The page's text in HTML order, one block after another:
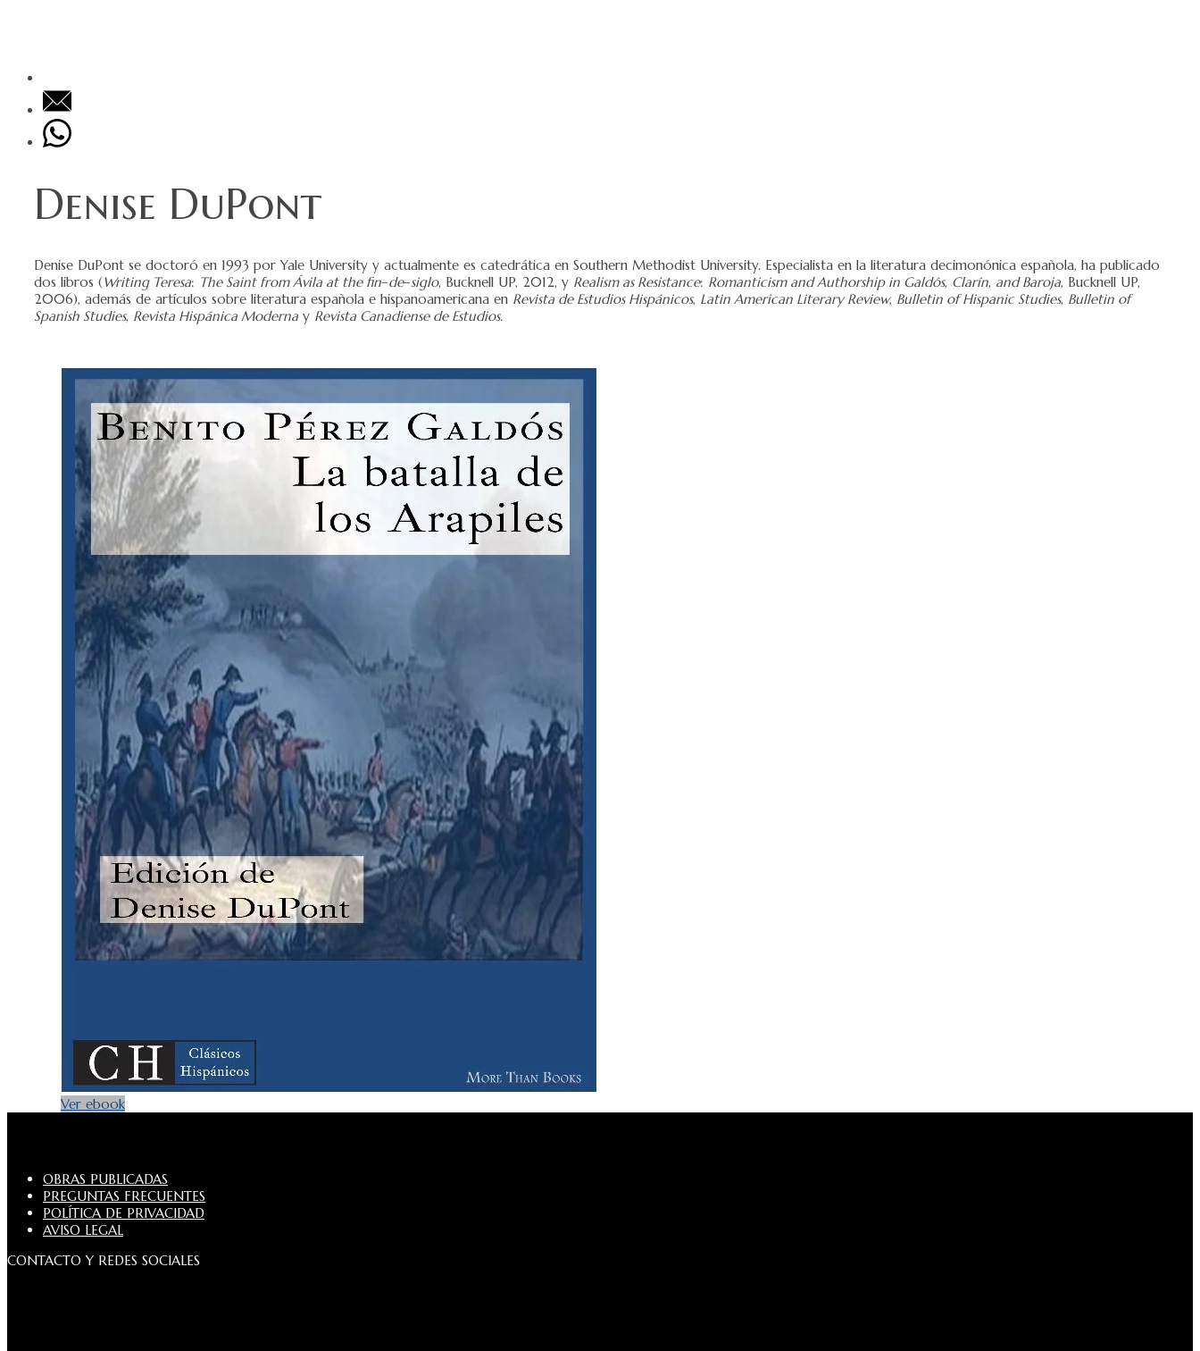
Denise DuPont
Denise DuPont se doctoró en 1993 por Yale University y actualmente es catedrática en Southern Methodist University. Especialista en la literatura decimonónica española, ha publicado
dos libros (Writing Teresa: The Saint from Ávila at the fin–de–siglo, Bucknell UP, 2012, y Realism as Resistance: Romanticism and Authorship in Galdós, Clarín, and Baroja, Bucknell UP,
2006), además de artículos sobre literatura española e hispanoamericana en Revista de Estudios Hispánicos, Latin American Literary Review, Bulletin of Hispanic Studies, Bulletin of
Spanish Studies, Revista Hispánica Moderna y Revista Canadiense de Estudios.
Ver ebook
OBRAS PUBLICADAS
PREGUNTAS FRECUENTES
POLÍTICA DE PRIVACIDAD
AVISO LEGAL
CONTACTO Y REDES SOCIALES